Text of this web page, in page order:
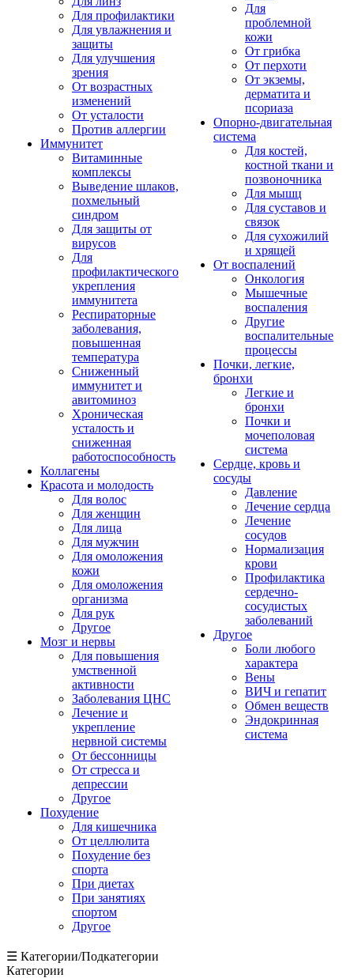
Для профилактики
Для увлажнения и
защиты
Для улучшения
зрения
От возрастных
изменений
От усталости
Против аллергии
Иммунитет
Витаминные
комплексы
Выведение шлаков,
похмельный
синдром
Для защиты от
вирусов
Для
профилактического
укрепления
иммунитета
Респираторные
заболевания,
повышенная
температура
Сниженный
иммунитет и
авитоминоз
Хроническая
усталость и
сниженная
работоспособность
Коллагены
Красота и молодость
Для волос
Для женщин
Для лица
Для мужчин
Для омоложения
кожи
Для омоложения
организма
Для рук
Другое
Мозг и нервы
Для повышения
умственной
активности
Заболевания ЦНС
Лечение и
укрепление
нервной системы
От бессонницы
От стресса и
депрессии
Другое
Похудение
Для кишечника
От целлюлита
Похудение без
спорта
При диетах
При занятиях
спортом
Другое
Для
проблемной
кожи
От грибка
От перхоти
От экземы,
дерматита и
псориаза
Опорно-двигательная
система
Для костей,
костной ткани и
позвоночника
Для мышц
Для суставов и
связок
Для сухожилий
и хрящей
От воспалений
Онкология
Мышечные
воспаления
Другие
воспалительные
процессы
Почки, легкие,
бронхи
Легкие и
бронхи
Почки и
мочеполовая
система
Сердце, кровь и
сосуды
Давление
Лечение сердца
Лечение
сосудов
Нормализация
крови
Профилактика
сердечно-
сосудистых
заболеваний
Другое
Боли любого
характера
Вены
ВИЧ и гепатит
Обмен веществ
Эндокринная
система
☰ Категории/Подкатегории
Категории